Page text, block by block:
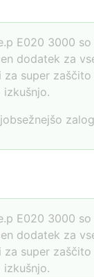
E020 3000
dodatek za
super
E020 3000
dodatek za
super